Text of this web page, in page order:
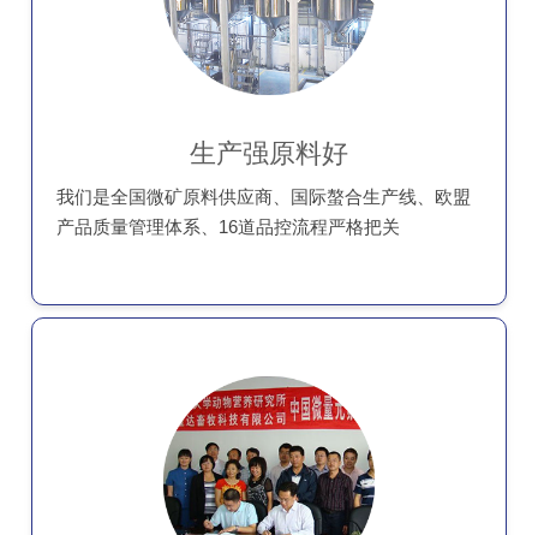
生产强原料好
我们是全国微矿原料供应商、国际螯合生产线、欧盟
产品质量管理体系、16道品控流程严格把关